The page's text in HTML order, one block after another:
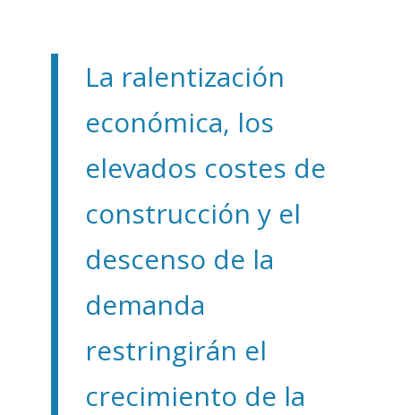
La ralentización
económica, los
elevados costes de
construcción y el
descenso de la
demanda
restringirán el
crecimiento de la